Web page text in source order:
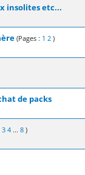
insolites etc...
(Pages : 1 2 )
de packs
3 4 ... 8 )